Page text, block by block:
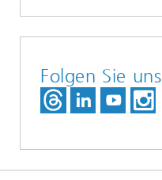
Folgen Sie uns